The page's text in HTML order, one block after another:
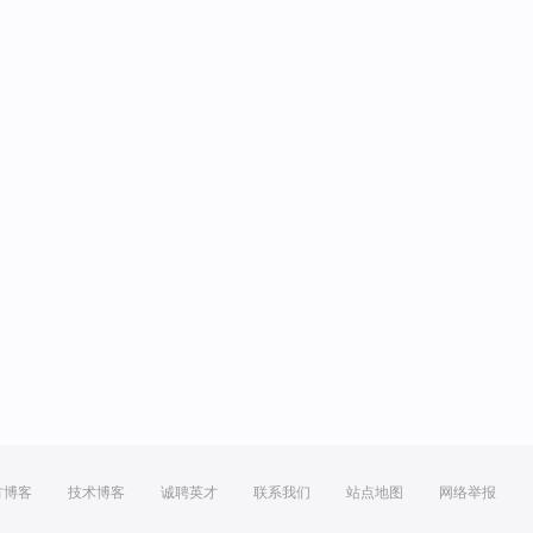
博客 技术博客 诚聘英才 联系我们 站点地图 网络举报